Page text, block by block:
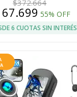
$372.664
55% OFF
6 CUOTAS SIN INTERÉS